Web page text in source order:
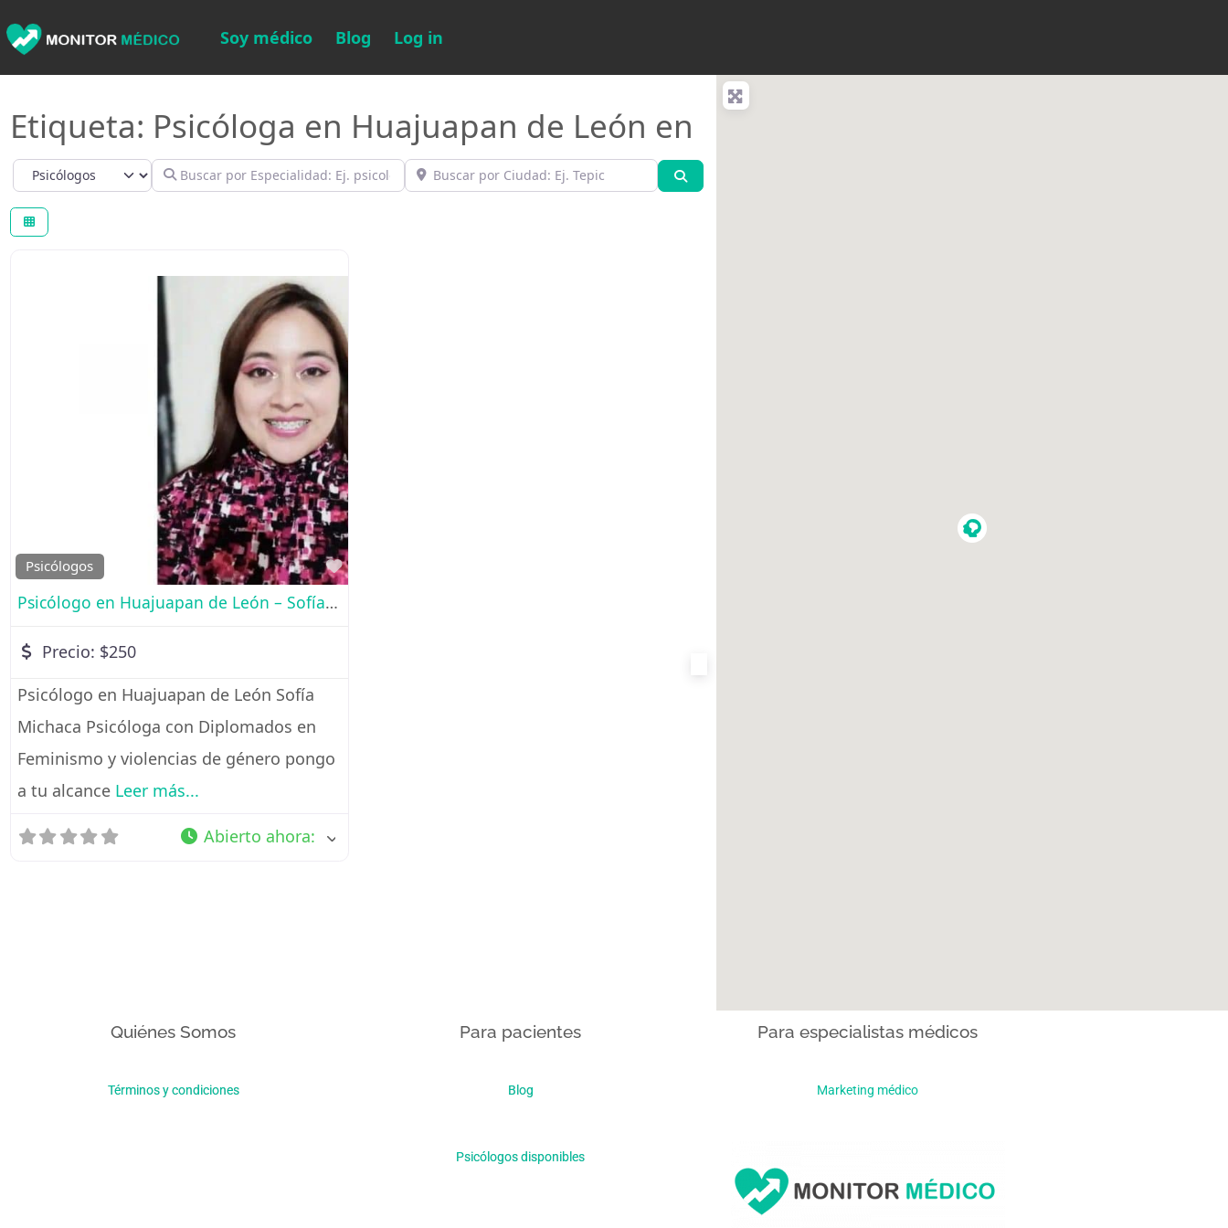
Soy médico Blog Log in
Etiqueta: Psicóloga en Huajuapan de León en
Select search type Buscar por Especialidad: Ej. psicológo Buscar por Ciudad: Ej. Tepic
Psicólogos
Favorito
Psicólogo en Huajuapan de León – Sofía Michaca
Precio: $250
Psicólogo en Huajuapan de León Sofía
Michaca Psicóloga con Diplomados en
Feminismo y violencias de género pongo
a tu alcance Leer más...
Abierto ahora:
Quiénes Somos
Términos y condiciones
Para pacientes
Blog
Psicólogos disponibles
Para especialistas médicos
Marketing médico